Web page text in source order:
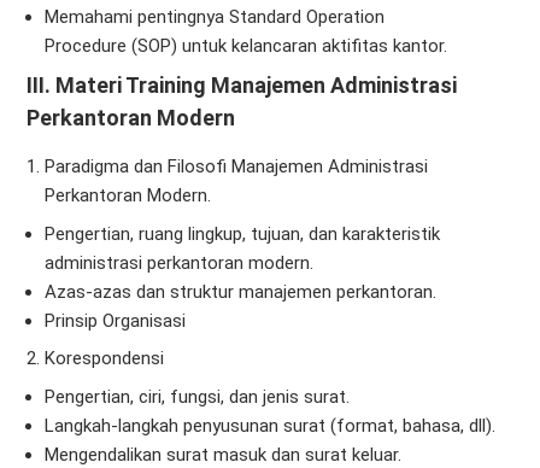
Memahami pentingnya Standard Operation
Procedure (SOP) untuk kelancaran aktifitas kantor.
III. MateriTraining Manajemen Administrasi
Perkantoran Modern
Paradigma dan Filosofi Manajemen Administrasi
Perkantoran Modern.
Pengertian, ruang lingkup, tujuan, dan karakteristik
administrasi perkantoran modern.
Azas-azas dan struktur manajemen perkantoran.
Prinsip Organisasi
Korespondensi
Pengertian, ciri, fungsi, dan jenis surat.
Langkah-langkah penyusunan surat (format, bahasa, dll).
Mengendalikan surat masuk dan surat keluar.